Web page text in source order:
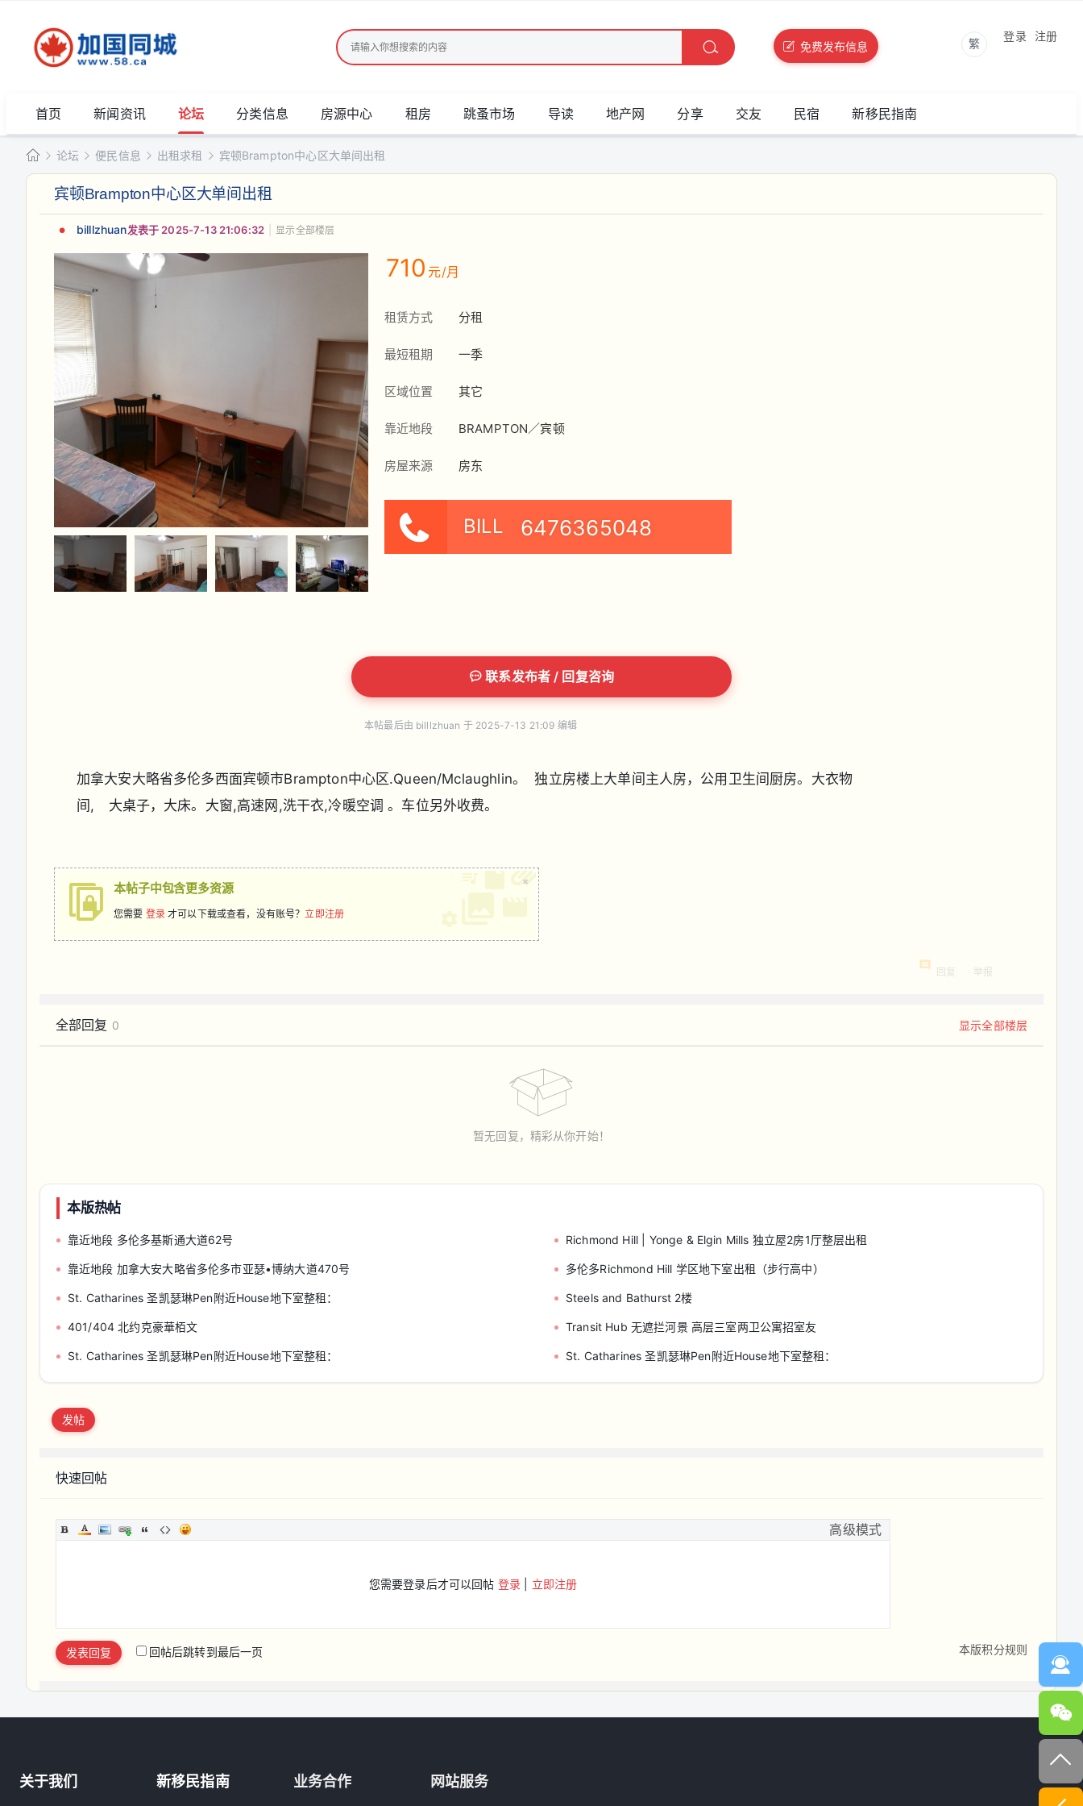
免费发布信息 繁
登录 注册
首页 新闻资讯 论坛 分类信息 房源中心 租房 跳蚤市场 导读 地产网 分享 交友 民宿 新移民指南
加
论坛
›
便民信息
›
出租求租
›
宾顿Brampton中心区大单间出租
宾顿Brampton中心区大单间出租
billlzhuan发表于 2025-7-13 21:06:32 显示全部楼层
710 元/月
租赁方式 分租
最短租期 一季
区域位置 其它
靠近地段 BRAMPTON／宾顿
房屋来源 房东
BILL 6476365048
联系发布者 / 回复咨询
本帖最后由 billlzhuan 于 2025-7-13 21:09 编辑
加拿大安大略省多伦多西面宾顿市Brampton中心区.Queen/Mclaughlin。
独立房楼上大单间主人房，公用卫生间厨房。大衣物
间 , 大桌子，大床。大窗,高速网 ,洗干衣,冷暖空调 。车位另外收费。
本帖子中包含更多资源
您需要 登录才可以下载或查看，没有账号？立即注册
×
回复 举报
全部回复 0 显示全部楼层
暂无回复，精彩从你开始！
本版热帖
靠近地段 多伦多基斯通大道62号 Richmond Hill | Yonge & Elgin Mills 独立屋2房1厅整层出租
靠近地段 加拿大安大略省多伦多市亚瑟•博纳大道470号 多伦多Richmond Hill 学区地下室出租（步行高中）
St. Catharines 圣凯瑟琳Pen附近House地下室整租： Steels and Bathurst 2楼
401/404 北约克豪華栢文 Transit Hub 无遮拦河景 高层三室两卫公寓招室友
St. Catharines 圣凯瑟琳Pen附近House地下室整租： St. Catharines 圣凯瑟琳Pen附近House地下室整租：
发帖
快速回帖
高级模式
您需要登录后才可以回帖 登录 立即注册
本版积分规则
发表回复 回帖后跳转到最后一页
关于我们 新移民指南 业务合作 网站服务